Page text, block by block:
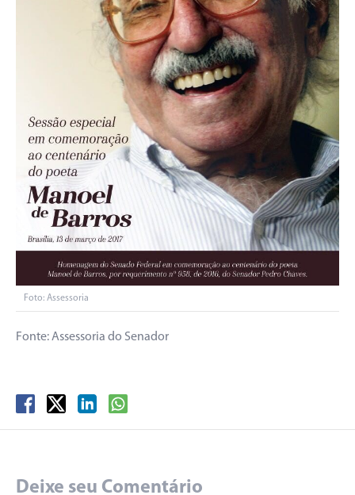
Foto: Assessoria​
Fonte: Assessoria do Senador
Deixe seu Comentário